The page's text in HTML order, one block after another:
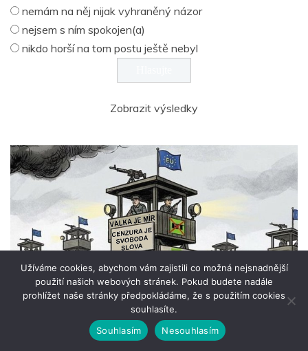
nemám na něj nijak vyhraněný názor
nejsem s ním spokojen(a)
nikdo horší na tom postu ještě nebyl
Zobrazit výsledky
Užíváme cookies, abychom vám zajistili co možná nejsnadnější
použití našich webových stránek. Pokud budete nadále
prohlížet naše stránky předpokládáme, že s použitím cookies
souhlasíte.
Souhlasím
Nesouhlasím